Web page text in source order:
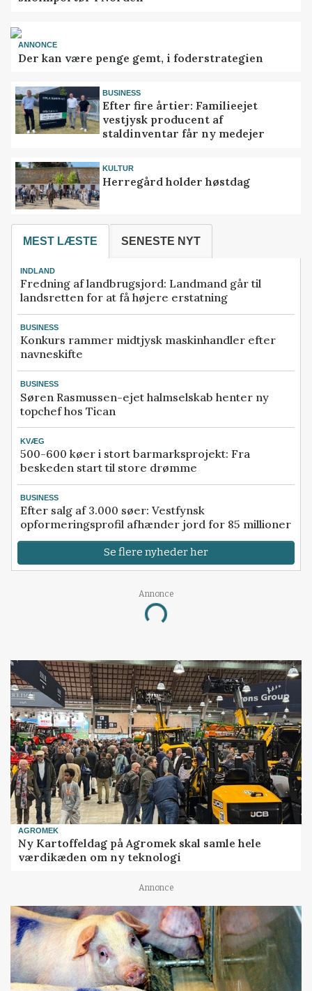
ANNONCE
Der kan være penge gemt, i foderstrategien
BUSINESS
Efter fire årtier: Familieejet
vestjysk producent af
staldinventar får ny medejer
KULTUR
Herregård holder høstdag
MEST LÆSTE SENESTE NYT
INDLAND
Fredning af landbrugsjord: Landmand går til
landsretten for at få højere erstatning
BUSINESS
Konkurs rammer midtjysk maskinhandler efter
navneskifte
BUSINESS
Søren Rasmussen-ejet halmselskab henter ny
topchef hos Tican
KVÆG
500-600 køer i stort barmarksprojekt: Fra
beskeden start til store drømme
BUSINESS
Efter salg af 3.000 søer: Vestfynsk
opformeringsprofil afhænder jord for 85 millioner
Se flere nyheder her
Annonce
Loading...
AGROMEK
Ny Kartoffeldag på Agromek skal samle hele
værdikæden om ny teknologi
Annonce